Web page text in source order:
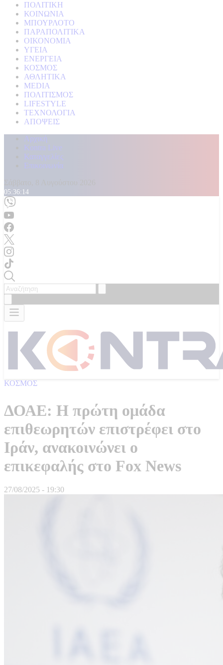
ΠΟΛΙΤΙΚΗ
ΚΟΙΝΩΝΙΑ
ΜΠΟΥΡΛΟΤΟ
ΠΑΡΑΠΟΛΙΤΙΚΑ
ΟΙΚΟΝΟΜΙΑ
ΥΓΕΙΑ
ΕΝΕΡΓΕΙΑ
ΚΟΣΜΟΣ
ΑΘΛΗΤΙΚΑ
MEDIA
ΠΟΛΙΤΙΣΜΟΣ
LIFESTYLE
ΤΕΧΝΟΛΟΓΙΑ
ΑΠΟΨΕΙΣ
Αρχική
Kontra Live
Καταγγελίες
Επικοινωνία
05:36:16
ΚΟΣΜΟΣ
ΔΟΑΕ: Η πρώτη ομάδα
επιθεωρητών επιστρέφει στο
Ιράν, ανακοινώνει ο
επικεφαλής στο Fox News
27/08/2025 - 19:30